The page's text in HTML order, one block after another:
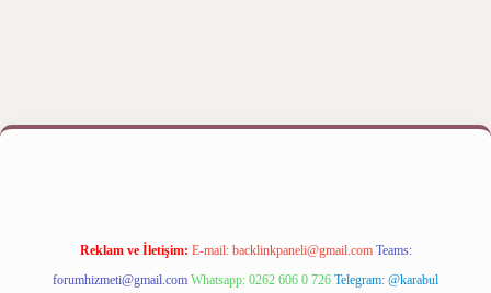
giriş yapbetexper bahis
Reklam ve İletişim: E-mail: backlinkpaneli@gmail.com Teams:
forumhizmeti@gmail.com Whatsapp: 0262 606 0 726 Telegram: @karabul